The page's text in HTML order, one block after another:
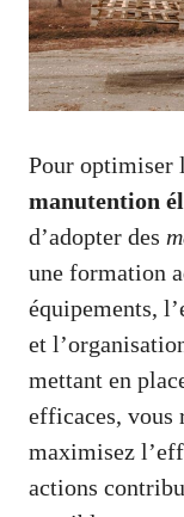
Pour optimiser
manutention
d’adopter des
une formation
équipements,
et
mettant en
efficaces, vous
maximisez
actions